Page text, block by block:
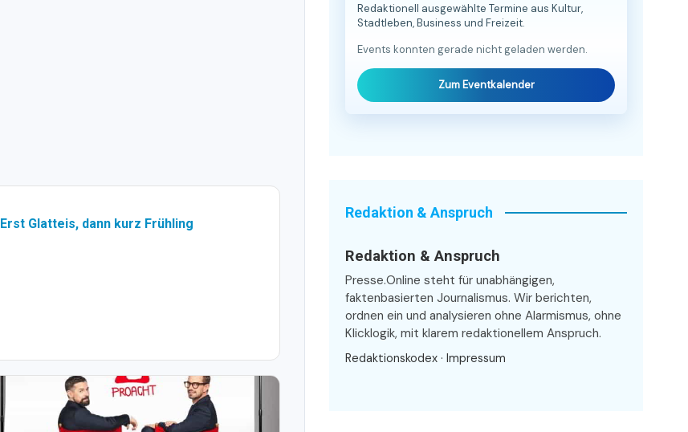
Erst Glatteis, dann kurz Frühling
Redaktionell ausgewählte Termine aus Kultur,
Stadtleben, Business und Freizeit.
Events konnten gerade nicht geladen werden.
Zum Eventkalender
Redaktion & Anspruch
Redaktion & Anspruch
Presse.Online steht für unabhängigen,
faktenbasierten Journalismus. Wir berichten,
ordnen ein und analysieren ohne Alarmismus, ohne
Klicklogik, mit klarem redaktionellem Anspruch.
Redaktionskodex · Impressum